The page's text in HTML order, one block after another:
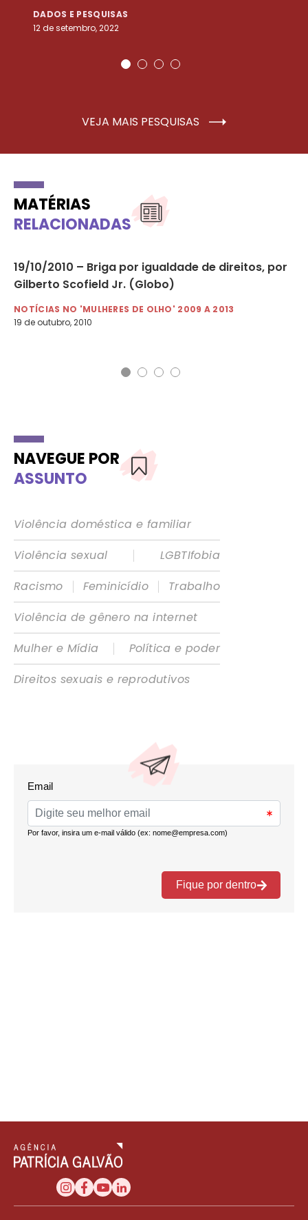
DADOS E PESQUISAS
12 de setembro, 2022
VEJA MAIS PESQUISAS
MATÉRIAS
RELACIONADAS
19/10/2010 – Briga por igualdade de direitos, por
Gilberto Scofield Jr. (Globo)
NOTÍCIAS NO 'MULHERES DE OLHO' 2009 A 2013
19 de outubro, 2010
NAVEGUE POR
ASSUNTO
Violência doméstica e familiar
Violência sexual
|
LGBTIfobia
Racismo
| Feminicídio |
Trabalho
Violência de gênero na internet
Mulher e Mídia
|
Política e poder
Direitos sexuais e reprodutivos